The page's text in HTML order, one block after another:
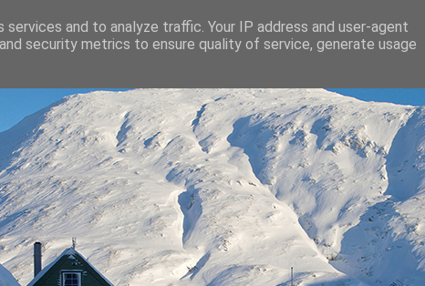
and to analyze traffic. Your IP address and user-agent
security metrics to ensure quality of service, generate usage